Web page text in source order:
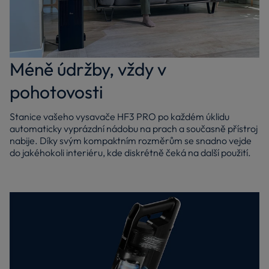
Méně údržby, vždy v
pohotovosti
Stanice vašeho vysavače HF3 PRO po každém úklidu
automaticky vyprázdní nádobu na prach a současně přístroj
nabije. Díky svým kompaktním rozměrům se snadno vejde
do jakéhokoli interiéru, kde diskrétně čeká na další použití.